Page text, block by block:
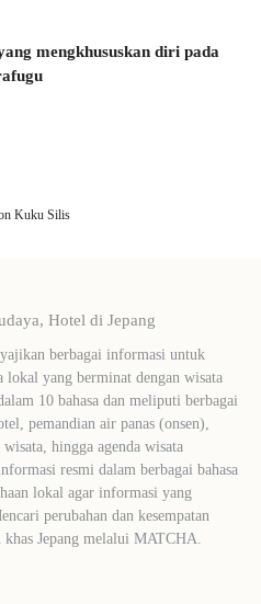
mengkhususkan diri pada
Kuku Silis
Hotel di Jepang
berbagai informasi untuk
lokal yang berminat dengan wisata
10 bahasa dan meliputi berbagai
pemandian air panas (onsen),
hingga agenda wisata
resmi dalam berbagai bahasa
lokal agar informasi yang
perubahan dan kesempatan
Jepang melalui MATCHA.